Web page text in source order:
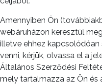
Amennyiben Ön
webáruházon keresztül
illetve ehhez
venni, kérjük, olvassa el a
Általános Szerződési
mely tartalmazza az Ön és